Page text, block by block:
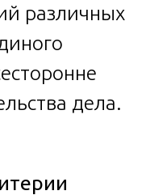
различных
дела.